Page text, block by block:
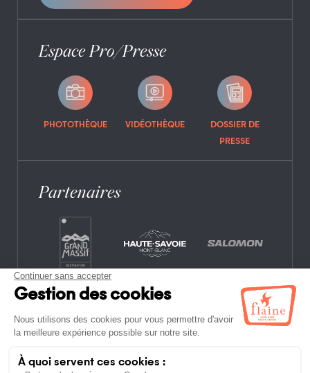
Espace Pro/Presse
PHOTOTHÈQUE VIDÉOTHÈQUE
DOSSIER DE
PRESSE
Partenaires
CONTACT FOIRE AUX QUESTIONS